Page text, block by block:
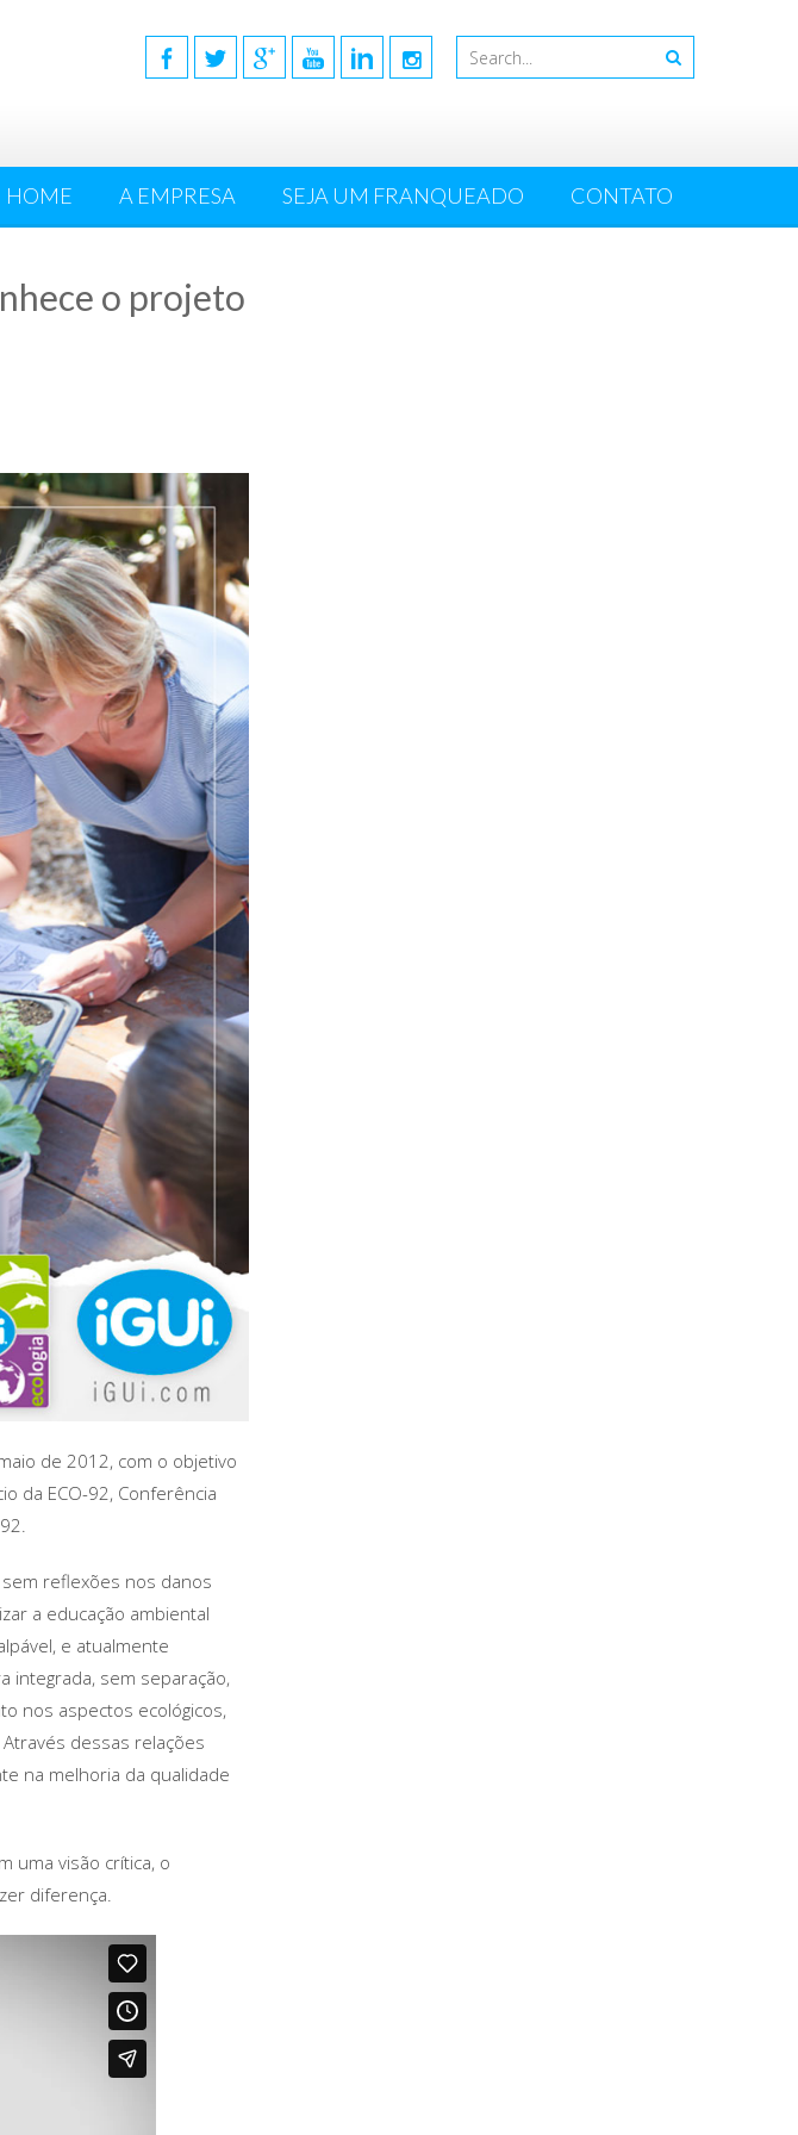
HOME A EMPRESA SEJA UM FRANQUEADO CONTATO
o projeto
de 2012, com o objetivo
da ECO-92, Conferência
reflexões nos danos
a educação ambiental
e atualmente
integrada, sem separação,
nos aspectos ecológicos,
dessas relações
na melhoria da qualidade
uma visão crítica, o
diferença.